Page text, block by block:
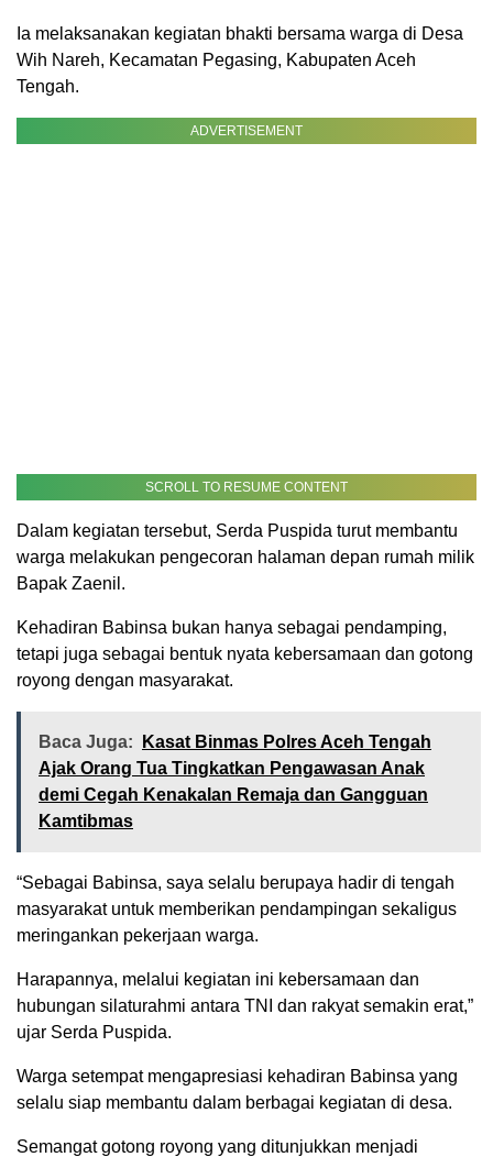
Ia melaksanakan kegiatan bhakti bersama warga di Desa
Wih Nareh, Kecamatan Pegasing, Kabupaten Aceh
Tengah.
ADVERTISEMENT
SCROLL TO RESUME CONTENT
Dalam kegiatan tersebut, Serda Puspida turut membantu
warga melakukan pengecoran halaman depan rumah milik
Bapak Zaenil.
Kehadiran Babinsa bukan hanya sebagai pendamping,
tetapi juga sebagai bentuk nyata kebersamaan dan gotong
royong dengan masyarakat.
Baca Juga:
Kasat Binmas Polres Aceh Tengah
Ajak Orang Tua Tingkatkan Pengawasan Anak
demi Cegah Kenakalan Remaja dan Gangguan
Kamtibmas
“Sebagai Babinsa, saya selalu berupaya hadir di tengah
masyarakat untuk memberikan pendampingan sekaligus
meringankan pekerjaan warga.
Harapannya, melalui kegiatan ini kebersamaan dan
hubungan silaturahmi antara TNI dan rakyat semakin erat,”
ujar Serda Puspida.
Warga setempat mengapresiasi kehadiran Babinsa yang
selalu siap membantu dalam berbagai kegiatan di desa.
Semangat gotong royong yang ditunjukkan menjadi